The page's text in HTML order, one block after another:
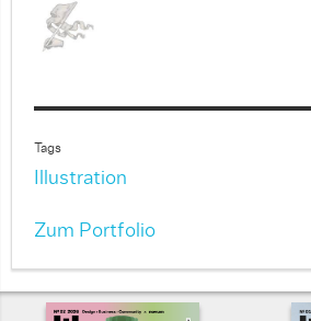
Tags
Illustration
Zum Portfolio